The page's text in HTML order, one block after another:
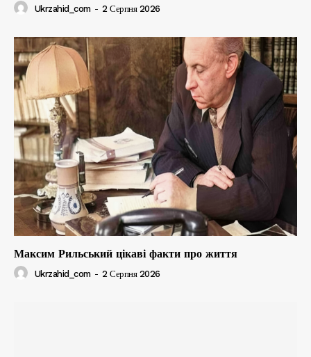
Ukrzahid_com - 2 Серпня 2026
Максим Рильський цікаві факти про життя
Ukrzahid_com - 2 Серпня 2026